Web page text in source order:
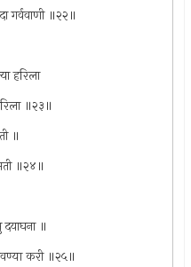
गर्ववाणी ॥२२॥
हरिला
॥२३॥
॥
॥२४॥
॥
करी ॥२५॥